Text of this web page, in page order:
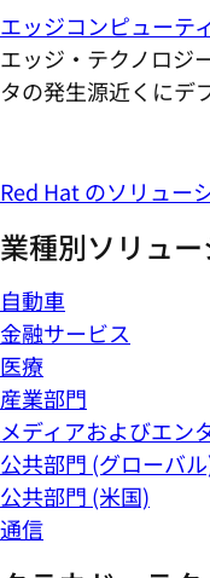
エッジコンピューテ
エッジ・テクノロジ
タの発生源近くにデ
Red Hat のソリュー
業種別ソリュ
自動車
金融サービス
医療
産業部門
メディアおよびエン
公共部門 (グローバ
公共部門 (米国)
通信